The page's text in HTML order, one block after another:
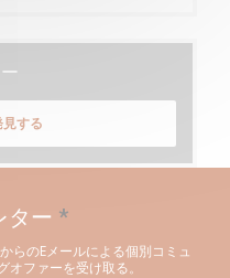
する
ター *
らのEメールによる個別コミュ
ファーを受け取る。